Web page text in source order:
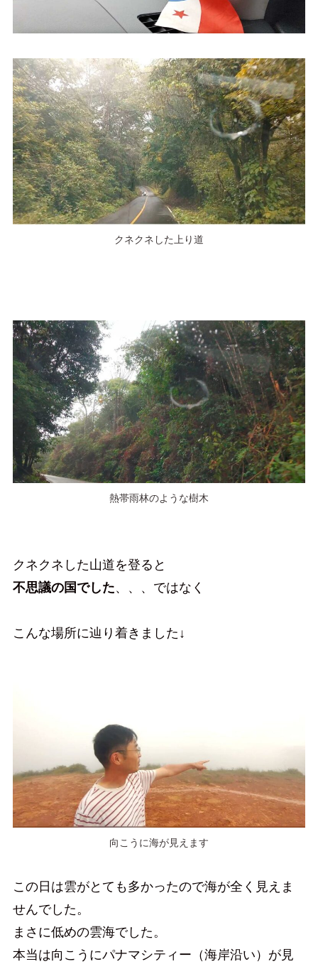
クネクネした上り道
熱帯雨林のような樹木
クネクネした山道を登ると
不思議の国でした、、、ではなく
こんな場所に辿り着きました↓
向こうに海が見えます
この日は雲がとても多かったので海が全く見えま
せんでした。
まさに低めの雲海でした。
本当は向こうにパナマシティー（海岸沿い）が見